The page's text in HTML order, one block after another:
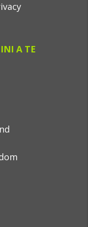
A TE